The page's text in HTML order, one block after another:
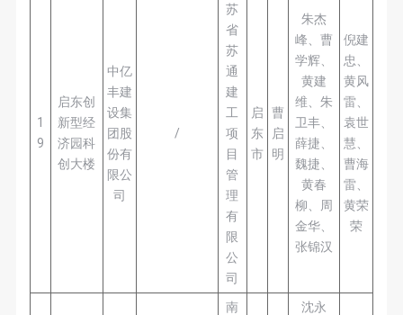
1
9
启东创
新型经
济园科
创大楼
中亿
丰建
设集
团股
份有
限公
司
/
苏
省
苏
通
建
工
项
目
管
理
有
限
公
司
启
东
市
曹
启
明
朱杰
峰、曹
学辉、
黄建
维、朱
卫丰、
薛捷、
魏捷、
黄春
柳、周
金华、
张锦汉
倪建
忠、
黄风
雷、
袁世
慧、
曹海
雷、
黄荣
荣
南
沈永